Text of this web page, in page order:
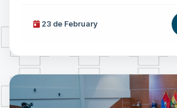
23 de February